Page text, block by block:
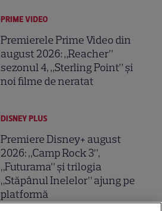
PRIME VIDEO
Premierele Prime Video din
august 2026: „Reacher”
sezonul 4, „Sterling Point” și
noi filme de neratat
DISNEY PLUS
Premiere Disney+ august
2026: „Camp Rock 3”,
„Futurama” și trilogia
„Stăpânul Inelelor” ajung pe
platformă